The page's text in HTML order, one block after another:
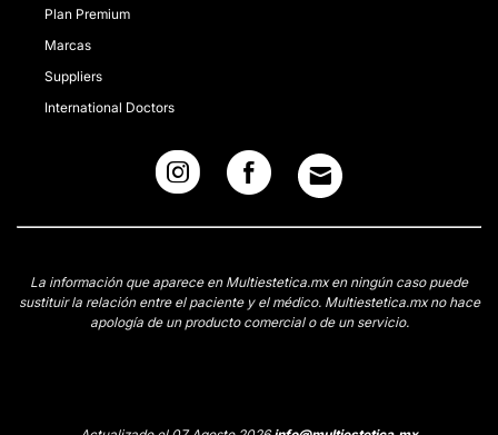
Plan Premium
Marcas
Suppliers
International Doctors
La información que aparece en Multiestetica.mx en ningún caso puede
sustituir la relación entre el paciente y el médico. Multiestetica.mx no hace
apología de un producto comercial o de un servicio.